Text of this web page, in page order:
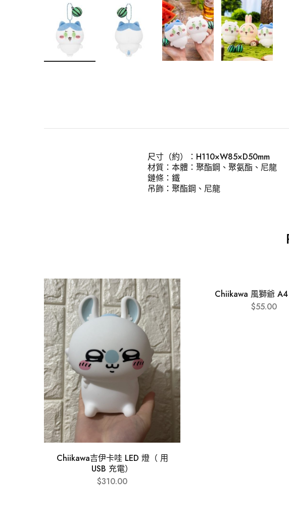
尺寸（約）：H110×W85×D50mm
材質：本體：聚酯鋼、聚氨酯、尼龍
鏈條：鐵
吊飾：聚酯鋼、尼龍
Chiikawa吉伊卡哇 LED 燈（ 用
USB 充電）
$310.00
Chiikawa 風獅爺
$55.00